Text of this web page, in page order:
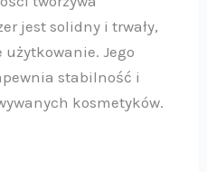
jest solidny i trwały,
użytkowanie. Jego
stabilność i
kosmetyków.